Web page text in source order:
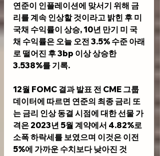
연준이 인플레이션에 맞서기 위해 금
리를 계속 인상할 것이라고 밝힌 후 미
국채 수익률이 상승, 10년 만기 미 국
채 수익률은 오늘 오전 3.5% 수준 아래
로 떨어진 후 3bp 이상 상승한
3.538%를 기록.
12월 FOMC 결과 발표 전 CME 그룹
데이터에 따르면 연준의 최종 금리 또
는 금리 인상 동결 시점에 대한 선물 가
격은 2023년 5월 계약에서 4.82%로
소폭 하락세를 보였으며 이것은 이전
5%에 가까운 수치보다 낮아진 것